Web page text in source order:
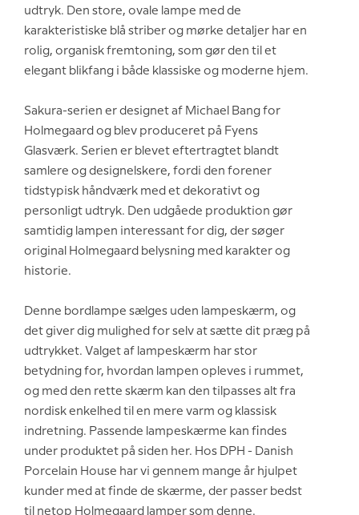
udtryk. Den store, ovale lampe med de
karakteristiske blå striber og mørke detaljer har en
rolig, organisk fremtoning, som gør den til et
elegant blikfang i både klassiske og moderne hjem.
Sakura-serien er designet af Michael Bang for
Holmegaard og blev produceret på Fyens
Glasværk. Serien er blevet eftertragtet blandt
samlere og designelskere, fordi den forener
tidstypisk håndværk med et dekorativt og
personligt udtryk. Den udgåede produktion gør
samtidig lampen interessant for dig, der søger
original Holmegaard belysning med karakter og
historie.
Denne bordlampe sælges uden lampeskærm, og
det giver dig mulighed for selv at sætte dit præg på
udtrykket. Valget af lampeskærm har stor
betydning for, hvordan lampen opleves i rummet,
og med den rette skærm kan den tilpasses alt fra
nordisk enkelhed til en mere varm og klassisk
indretning. Passende lampeskærme kan findes
under produktet på siden her. Hos DPH - Danish
Porcelain House har vi gennem mange år hjulpet
kunder med at finde de skærme, der passer bedst
til netop Holmegaard lamper som denne.